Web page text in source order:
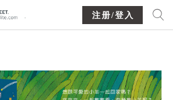
注册/登入